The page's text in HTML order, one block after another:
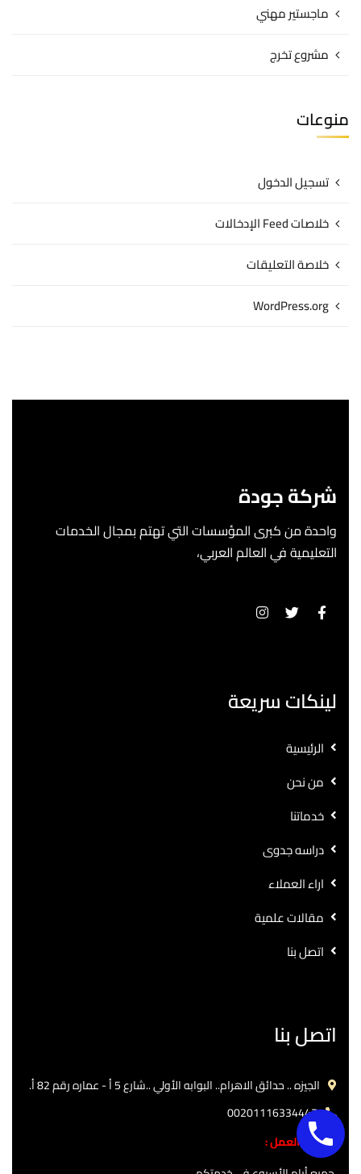
ماجستير مهني
مشروع تخرج
منوعات
تسجيل الدخول
خلاصات Feed الإدخالات
خلاصة التعليقات
WordPress.org
شركة جودة
واحدة من كبرى المؤسسات التي تهتم بمجال الخدمات
التعليمية في العالم العربي،
لينكات سريعة
الرئيسية
من نحن
خدماتنا
دراسه جدوى
اراء العملاء
مقالات علمية
اتصل بنا
اتصل بنا
الجيزه .. حدائق الاهرام.. البوابه الأولي ..شارع 5 أ - عماره رقم 82 أ.
00201116334447
ساعات العمل :